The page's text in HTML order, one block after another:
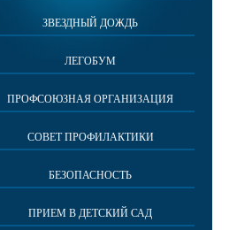
ЗВЕЗДНЫЙ ДОЖДЬ
ЛЕГОБУМ
ПРОФСОЮЗНАЯ ОРГАНИЗАЦИЯ
СОВЕТ ПРОФИЛАКТИКИ
БЕЗОПАСНОСТЬ
ПРИЕМ В ДЕТСКИЙ САД